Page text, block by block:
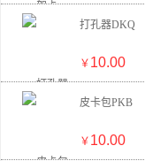
打孔器DKQ
￥ 10.00
皮卡包PKB
￥ 10.00